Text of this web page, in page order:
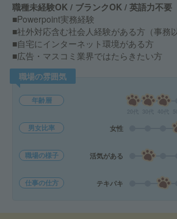
職種未経験OK / ブランクOK / 英語力不要
■Powerpoint実務経験
■社外対応含む社会人経験がある方（事務
■自宅にインターネット環境がある方
■広告・マスコミ業界ではたらきたい方
職場の雰囲気
年齢層
男女比率 女性
職場の様子 活気がある
仕事の仕方 テキパキ